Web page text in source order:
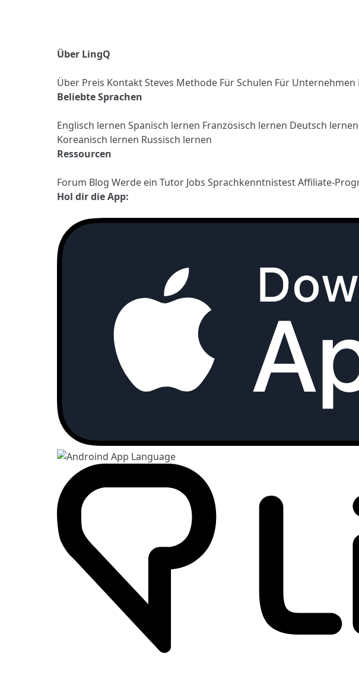
Über LingQ
Über Preis KontaktSteves Methode Für Schulen Für Unternehmen
Beliebte Sprachen
Englisch lernen Spanisch lernen Französisch lernen Deutsch lernen
Koreanisch lernen Russisch lernen
Ressourcen
Forum Blog Werde ein Tutor Jobs SprachkenntnistestAffiliate-
Hol dir die App: